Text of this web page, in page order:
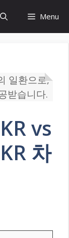
Menu
일환으로,
받습니다.
vs
차